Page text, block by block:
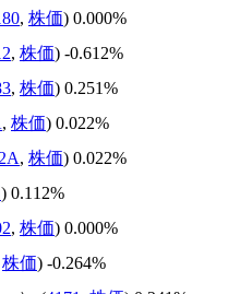
, 株価) 0.000%
, 株価) -0.612%
, 株価) 0.251%
, 株価) 0.022%
, 株価) 0.022%
) 0.112%
, 株価) 0.000%
株価) -0.264%